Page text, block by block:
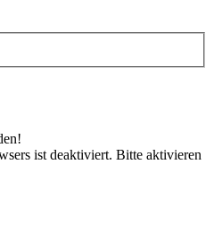
ist deaktiviert. Bitte aktivieren